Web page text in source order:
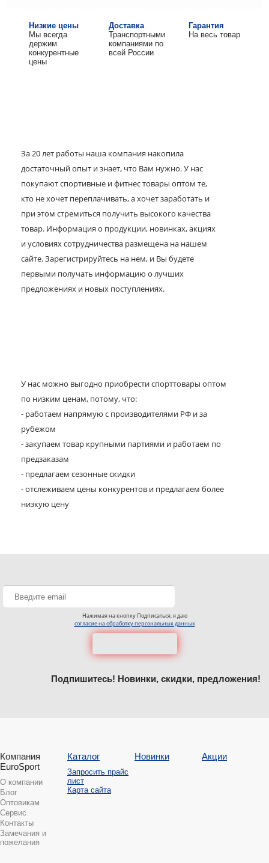
Низкие цены
Мы всегда
держим
конкурентные
цены
Доставка
Транспортными
компаниями по
всей России
Гарантия
На весь товар
За 20 лет работы наша компания накопила
достаточный опыт и знает, что Вам нужно. У нас
покупают спортивные и фитнес товары оптом те,
кто не хочет переплачивать, а хочет заработать и
при этом стремиться получить высокого качества
товар. Информация о продукции, новинках, акциях
и условиях сотрудничества размещена на нашем
сайте. Зарегистрируйтесь на нем, и Вы будете
первыми получать информацию о лучших
предложениях и новых поступлениях.
У нас можно выгодно приобрести спорттовары оптом
по низким ценам, потому, что:
- работаем напрямую с производителями РФ и за
рубежом
- закупаем товар крупными партиями и работаем по
предзаказам
- предлагаем сезонные скидки
- отслеживаем цены конкурентов и предлагаем более
низкую цену
Нажимая на кнопку Подписаться, я даю
согласие на обработку персональных данных
Подпишитесь! Новинки, скидки, предложения!
Компания
EuroSport
О компании
Блог
Оптовикам
Сервис
Контакты
Замечания и
пожелания
Каталог
Запросить прайс
лист
Карта сайта
Новинки Акции